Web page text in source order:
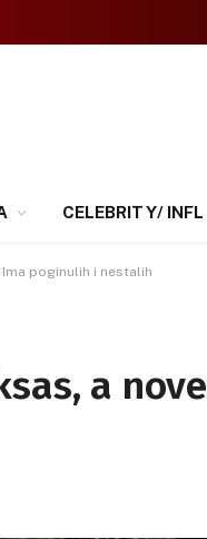
CELEBRITY/ INFL
poginulih i nestalih
a nove